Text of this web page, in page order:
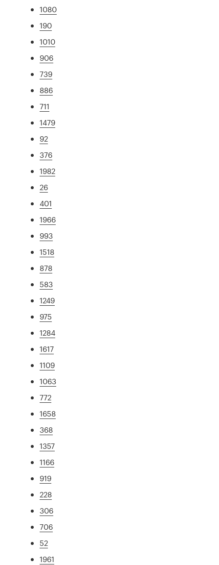
1080
190
1010
906
739
886
711
1479
92
376
1982
26
401
1966
993
1518
878
583
1249
975
1284
1617
1109
1063
772
1658
368
1357
1166
919
228
306
706
52
1961